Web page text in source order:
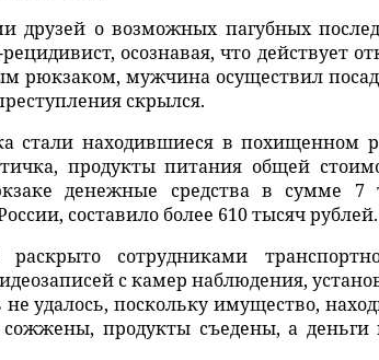
друзей о возможных пагубных
осознавая, что действует
рюкзаком, мужчина осуществил
скрылся.
стали находившиеся в похищенном
продукты питания общей
денежные средства в сумме 7
составило более 610 тысяч рублей.
раскрыто сотрудниками
с камер наблюдения,
удалось, поскольку имущество,
продукты съедены, а